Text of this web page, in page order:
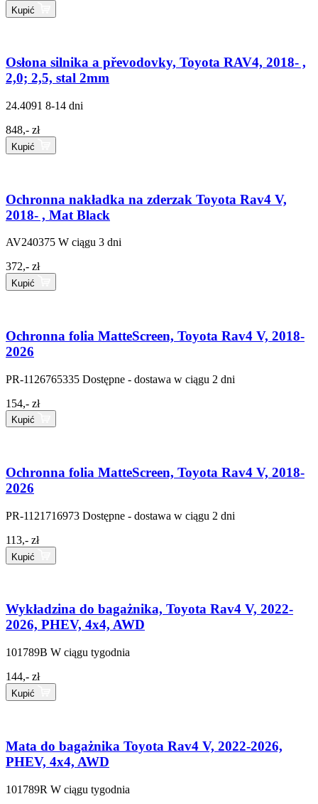
Kupić
Osłona silnika a převodovky, Toyota RAV4, 2018- ,
2,0; 2,5, stal 2mm
24.4091 8-14 dni
848,- zł
Kupić
Ochronna nakładka na zderzak Toyota Rav4 V,
2018- , Mat Black
AV240375 W ciągu 3 dni
372,- zł
Kupić
Ochronna folia MatteScreen, Toyota Rav4 V, 2018-
2026
PR-1126765335 Dostępne - dostawa w ciągu 2 dni
154,- zł
Kupić
Ochronna folia MatteScreen, Toyota Rav4 V, 2018-
2026
PR-1121716973 Dostępne - dostawa w ciągu 2 dni
113,- zł
Kupić
Wykładzina do bagażnika, Toyota Rav4 V, 2022-
2026, PHEV, 4x4, AWD
101789B W ciągu tygodnia
144,- zł
Kupić
Mata do bagażnika Toyota Rav4 V, 2022-2026,
PHEV, 4x4, AWD
101789R W ciągu tygodnia